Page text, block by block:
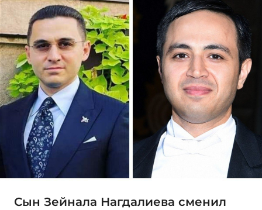
Сын Зейнала Нагдалиева сменил